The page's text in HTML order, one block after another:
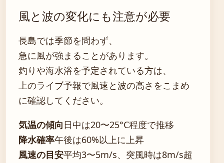
風と波の変化にも注意が必要
長島では季節を問わず、
急に風が強まることがあります。
釣りや海水浴を予定されている方は、
上のライブ予報で風速と波の高さをこまめ
に確認してください。
気温の傾向日中は20〜25°C程度で推移
降水確率午後は60%以上に上昇
風速の目安平均3〜5m/s、突風時は8m/s超